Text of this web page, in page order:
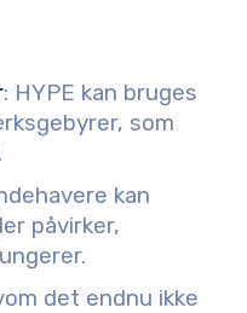
: HYPE kan bruges
som
kan
påvirker,
det endnu ikke